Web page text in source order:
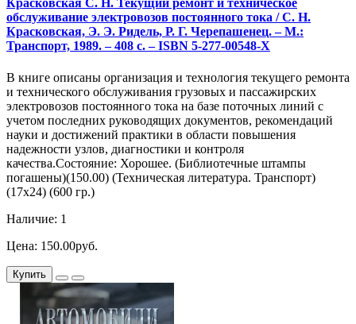
Красковская С. Н. Текущий ремонт и техническое
обслуживание электровозов постоянного тока / С. Н.
Красковская, Э. Э. Ридель, Р. Г. Черепашенец. – М.:
Транспорт, 1989. – 408 с. – ISBN 5-277-00548-X
В книге описаны организация и технология текущего ремонта
и технического обслуживания грузовых и пассажирских
электровозов постоянного тока на базе поточных линий с
учетом последних руководящих документов, рекомендаций
науки и достижений практики в области повышения
надежности узлов, диагностики и контроля
качества.Состояние: Хорошее. (Библиотечные штампы
погашены)(150.00) (Техническая литература. Транспорт)
(17х24) (600 гр.)
Наличие: 1
Цена: 150.00руб.
Купить